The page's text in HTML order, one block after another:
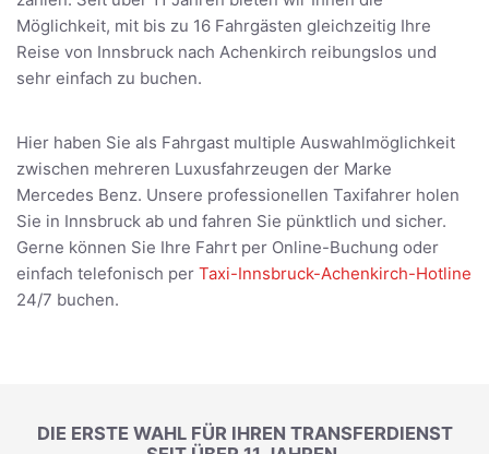
Möglichkeit, mit bis zu 16 Fahrgästen gleichzeitig Ihre
Reise von Innsbruck nach Achenkirch reibungslos und
sehr einfach zu buchen.
Hier haben Sie als Fahrgast multiple Auswahlmöglichkeit
zwischen mehreren Luxusfahrzeugen der Marke
Mercedes Benz. Unsere professionellen Taxifahrer holen
Sie in Innsbruck ab und fahren Sie pünktlich und sicher.
Gerne können Sie Ihre Fahrt per Online-Buchung oder
einfach telefonisch per Taxi-Innsbruck-Achenkirch-Hotline
24/7 buchen.
DIE ERSTE WAHL FÜR IHREN TRANSFERDIENST